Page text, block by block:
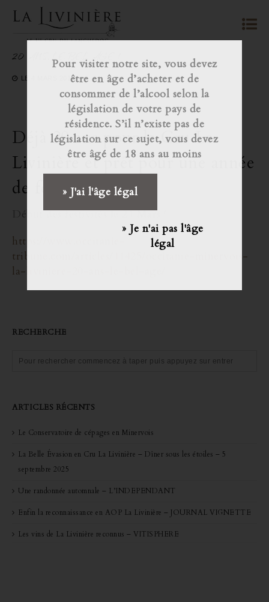
Pour visiter notre site, vous devez
être en âge d’acheter et de
consommer de l’alcool selon la
législation de votre pays de
résidence. S’il n’existe pas de
législation sur ce sujet, vous devez
être âgé de 18 ans au moins
» J'ai l'âge légal
» Je n'ai pas l'âge
légal
20 ANS, LE BEL ÂGE !
LE 4 MARS 2019
Déjà 20 ans pour le Cru La
Livinière et prêt pour une année
de fête !
Début des festivités le 21 Mars !
https://www.occitanie-
tribune.com/articles/11425/occitanie-minervois-
la-liviniere-20-ans-le-bel-age/
RECHERCHE
ARTICLES RÉCENTS
Le Conservatoire de cépages en Minervois
La Belle Évasion en Cru La Livinière – Dîner sous les étoiles – 5
septembre 2025
Une randonnée automnale – L’INDEPENDANT
Enfin la reconnaissance en AOP La Livinière – JOURNAL VIGNETTE
Les vins de La Livinière reconnus – VITISPHERE